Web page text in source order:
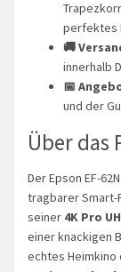
perfektes
🚚
innerhalb
📅
und der
Über das
Der Epson EF-
tragbarer Smart-
seiner 4K Pro
einer knackigen
echtes Heimkino